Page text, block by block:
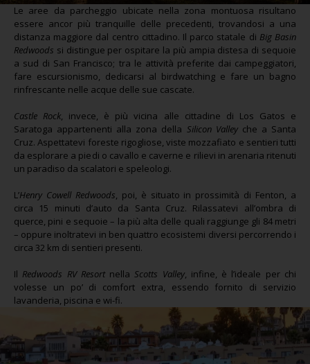
Le aree da parcheggio ubicate nella zona montuosa risultano
essere ancor più tranquille delle precedenti, trovandosi a una
distanza maggiore dal centro cittadino. Il parco statale di Big Basin
Redwoods si distingue per ospitare la più ampia distesa di sequoie
a sud di San Francisco; tra le attività preferite dai campeggiatori,
fare escursionismo, dedicarsi al birdwatching e fare un bagno
rinfrescante nelle acque delle sue cascate.
Castle Rock, invece, è più vicina alle cittadine di Los Gatos e
Saratoga appartenenti alla zona della Silicon Valleyche a Santa
Cruz. Aspettatevi foreste rigogliose, viste mozzafiato e sentieri tutti
da esplorare a piedi o cavallo e caverne e rilievi in arenaria ritenuti
un paradiso da scalatori e speleologi.
L’Henry Cowell Redwoods, poi, è situato in prossimità di Fenton, a
circa 15 minuti d’auto da Santa Cruz. Rilassatevi all’ombra di
querce, pini e sequoie – la più alta delle quali raggiunge gli 84 metri
– oppure inoltratevi in ben quattro ecosistemi diversi percorrendo i
circa 32 km di sentieri presenti.
Il Redwoods RV ResortnellaScotts Valley, infine, è l’ideale per chi
volesse un po’ di comfort extra, essendo fornito di servizio
lavanderia, piscina e wi-fi.